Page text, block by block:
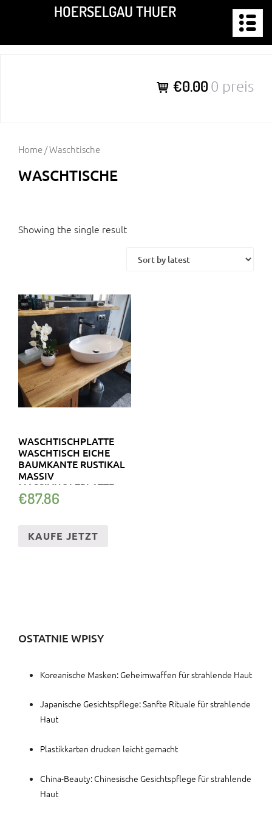
springen
HOERSELGAU THUER
€0.00 0 preis
Home/ Waschtische
WASCHTISCHE
Showing the single result
WASCHTISCHPLATTE
WASCHTISCH EICHE
BAUMKANTE RUSTIKAL
MASSIV
MASSIVHOLZPLATTE
€87.86
KAUFE JETZT
OSTATNIE WPISY
Koreanische Masken: Geheimwaffen für strahlende Haut
Japanische Gesichtspflege: Sanfte Rituale für strahlende
Haut
Plastikkarten drucken leicht gemacht
China-Beauty: Chinesische Gesichtspflege für strahlende
Haut